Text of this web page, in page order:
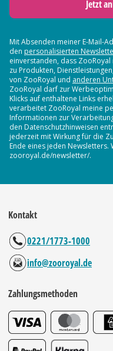
Jetzt
Mit Absenden meiner E-Mail-
den personalisierten
einverstanden, dass
zu Produkten,
von ZooRoyal und anderen
ZooRoyal darf zur
Klicks auf enthaltene Links
verarbeitet ZooRoyal meine
Informationen zur
den Datenschutzhinweisen
jederzeit mit Wirkung für die
Ende eines jeden
zooroyal.de/newsletter/.
Kontakt
0221/1773-1000
info@zooroyal.de
Zahlungsmethoden